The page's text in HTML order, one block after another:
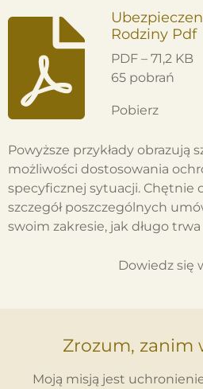
Rodziny Pdf
PDF – 71,2 KB
65 pobrań
Pobierz
Powyższe przykłady obrazują
możliwości dostosowania
specyficznej sytuacji. Chętnie
szczegół poszczególnych
swoim zakresie, jak długo
Dowiedz się
Zrozum, zanim
Moją misją jest